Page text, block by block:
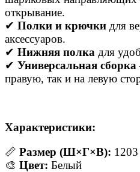
открывание.
✔ Полки и крючки для
аксессуаров.
✔ Нижняя полка для
✔ Универсальная сборка
правую, так и на левую
Характеристики:
📏 Размер (Ш×Г×В):
🎨 Цвет: Белый